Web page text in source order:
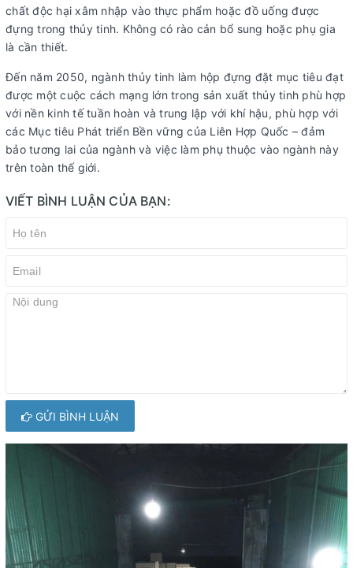
chất độc hại xâm nhập vào thực phẩm hoặc đồ uống được
đựng trong thủy tinh. Không có rào cản bổ sung hoặc phụ gia
là cần thiết.
Đến năm 2050, ngành thủy tinh làm hộp đựng đặt mục tiêu đạt
được một cuộc cách mạng lớn trong sản xuất thủy tinh phù hợp
với nền kinh tế tuần hoàn và trung lập với khí hậu, phù hợp với
các Mục tiêu Phát triển Bền vững của Liên Hợp Quốc – đảm
bảo tương lai của ngành và việc làm phụ thuộc vào ngành này
trên toàn thế giới.
VIẾT BÌNH LUẬN CỦA BẠN:
GỬI BÌNH LUẬN